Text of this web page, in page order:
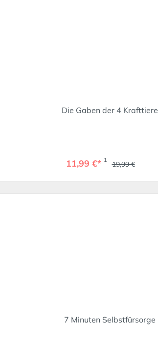
Die Gaben der 4 Krafttiere
11,99 €* 1 19,99 €
7 Minuten Selbstfürsorge